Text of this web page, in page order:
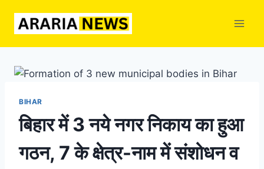
BIHAR
बिहार में 3 नये नगर निकाय का हुआ
गठन, 7 के क्षेत्र-नाम में संशोधन व